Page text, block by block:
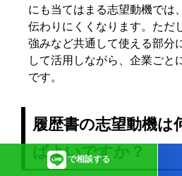
にも当てはまる志望動機では
伝わりにくくなります。ただ
強みなど共通して使える部分
して活用しながら、企業ごと
です。
履歴書の志望動機は
ばよいですか？
で相談する